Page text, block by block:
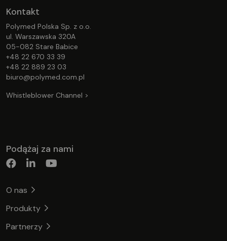
Kontakt
Polymed Polska Sp. z o.o.
ul. Warszawska 320A
05-082 Stare Babice
+48 22 670 33 39
+48 22 889 23 03
biuro@polymed.com.pl
Whistleblower Channel >
Podążaj za nami
O nas
Produkty
Partnerzy